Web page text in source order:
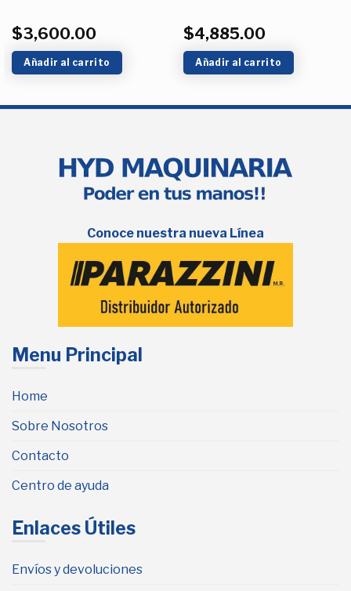
$3,600.00
Añadir al carrito
$4,885.00
Añadir al carrito
Conoce nuestra nueva Línea
Menu Principal
Home
Sobre Nosotros
Contacto
Centro de ayuda
Enlaces Útiles
Envíos y devoluciones